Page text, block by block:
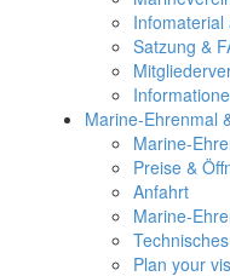
Infomaterial
Satzung &
Marine-Ehrenmal
Marine-
Preise &
Anfahrt
Marine-
Plan your